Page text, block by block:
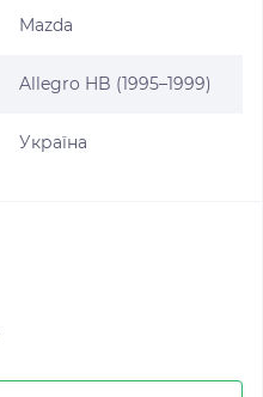
Mazda
Allegro HB (1995–1999)
Україна